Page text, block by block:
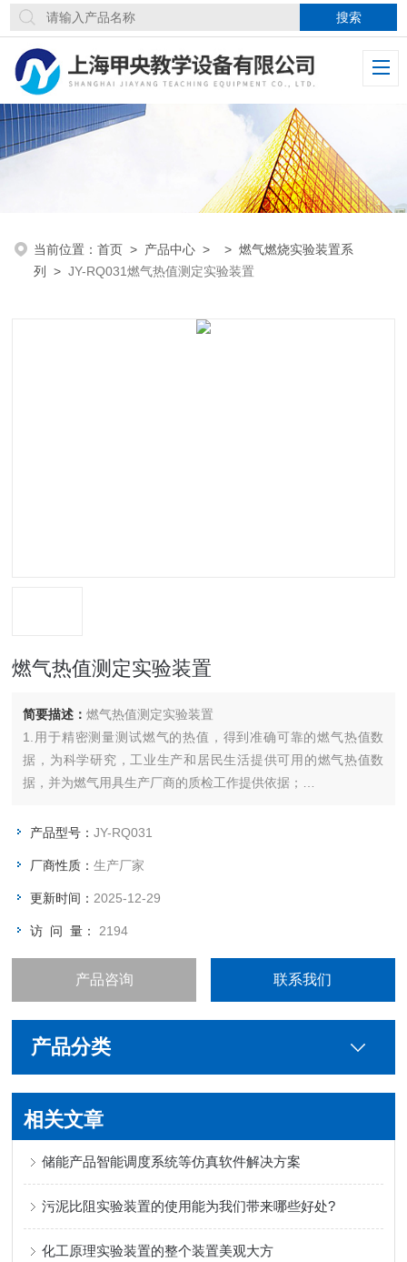
当前位置：首页 > 产品中心 > >燃气燃烧实验装置系
列
>JY-RQ031燃气热值测定实验装置
燃气热值测定实验装置
简要描述：燃气热值测定实验装置
1.用于精密测量测试燃气的热值，得到准确可靠的燃气热值数
据，为科学研究，工业生产和居民生活提供可用的燃气热值数
据，并为燃气用具生产厂商的质检工作提供依据；
燃气（贫气，正常气和富气）的本生灯形式，本实验台配备
产品型号：JY-RQ031
厂商性质：生产厂家
更新时间： 2025-12-29
访 问 量： 2194
产品咨询 联系我们
产品分类
相关文章
储能产品智能调度系统等仿真软件解决方案
污泥比阻实验装置的使用能为我们带来哪些好处?
化工原理实验装置的整个装置美观大方